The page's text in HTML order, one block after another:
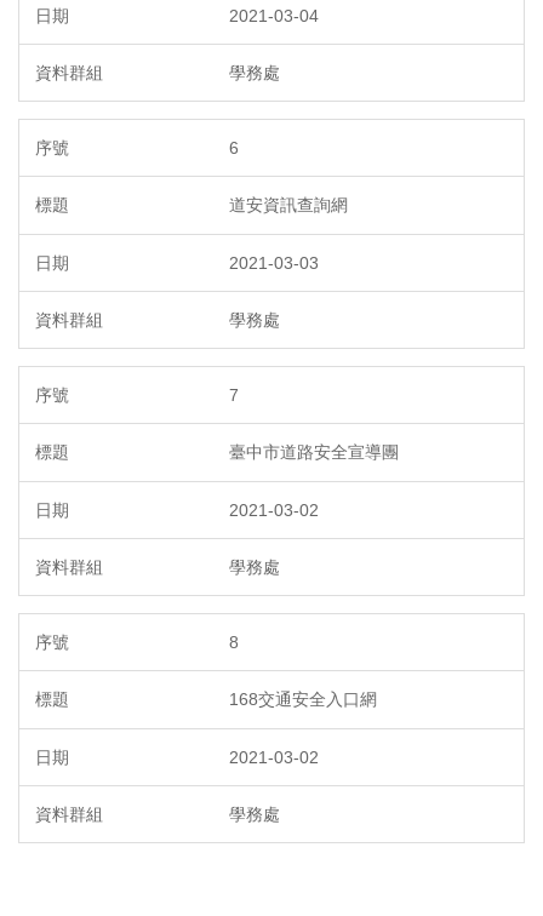
2021-03-04
學務處
6
道安資訊查詢網
2021-03-03
學務處
7
臺中市道路安全宣導團
2021-03-02
學務處
8
168交通安全入口網
2021-03-02
學務處